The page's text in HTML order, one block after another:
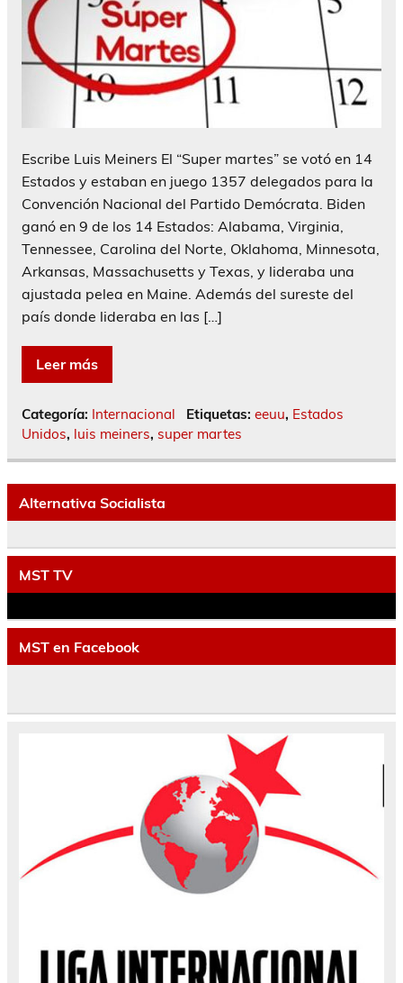
Escribe Luis Meiners El “Super martes” se votó en 14
Estados y estaban en juego 1357 delegados para la
Convención Nacional del Partido Demócrata. Biden
ganó en 9 de los 14 Estados: Alabama, Virginia,
Tennessee, Carolina del Norte, Oklahoma, Minnesota,
Arkansas, Massachusetts y Texas, y lideraba una
ajustada pelea en Maine. Además del sureste del
país donde lideraba en las […]
Leer más
Categoría: Internacional Etiquetas: eeuu, Estados
Unidos, luis meiners, super martes
Alternativa Socialista
MST TV
MST en Facebook